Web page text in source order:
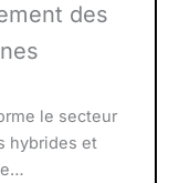
des
le secteur
hybrides et